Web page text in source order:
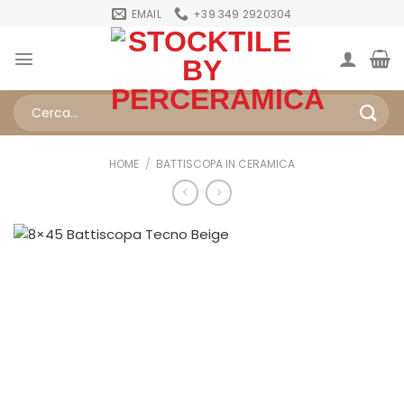
contenuti
EMAIL +39 349 2920304
Cerca:
HOME / BATTISCOPA IN CERAMICA